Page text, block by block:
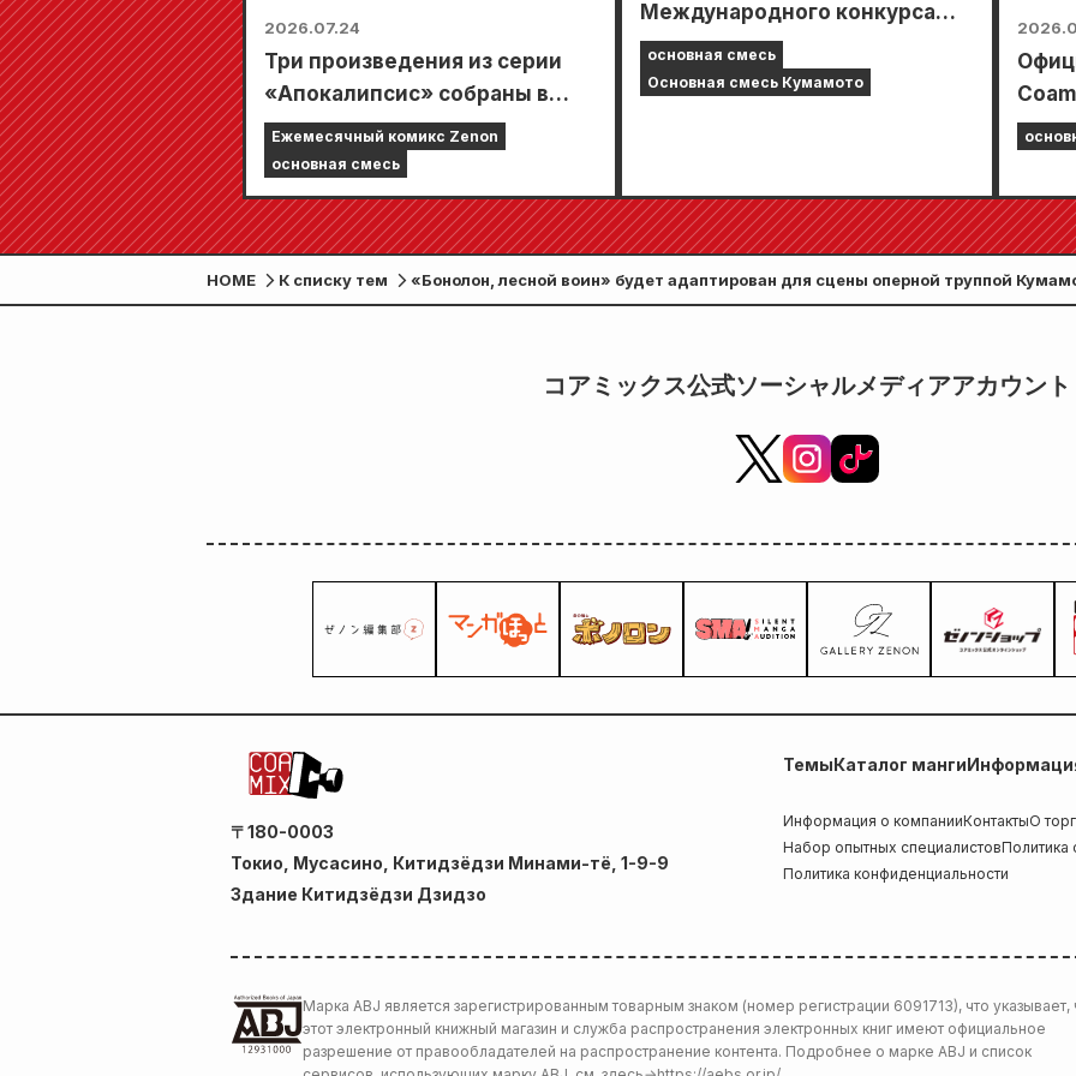
2026.07.24
Три произведения из серии
«Апокалипсис» собраны в
одном выпуске, состоящем из
5 глав!! «Ежемесячный комикс
Zenon, сентябрьский выпуск
2026 года» поступит в
продажу 24 июля!!
Ежемесячный комикс Zenon
основная смесь
Международного конкурса
манги Coamix Kyushu!
основная смесь
Основная смесь Кумамото
вам
HOME К списку тем «Бонолон, лесной воин» будет адаптирован для сцены оперной труппой
コアミックス公式ソーシャルメディアアカウント
〒180-0003
Токио, Мусасино, Китидзёдзи Минами-тё, 1-9-9
Здание Китидзёдзи Дзидзо
ТемыКаталог манги
Информация о компанииКонтактыО
Набор опытных специалистовПолитика
Политика конфиденциальности
Марка ABJ является зарегистрированным товарным знаком (номер регистрации 6091713), что указывает,
этот электронный книжный магазин и служба распространения электронных книг имеют официальное
разрешение от правообладателей на распространение контента. Подробнее о марке ABJ и список